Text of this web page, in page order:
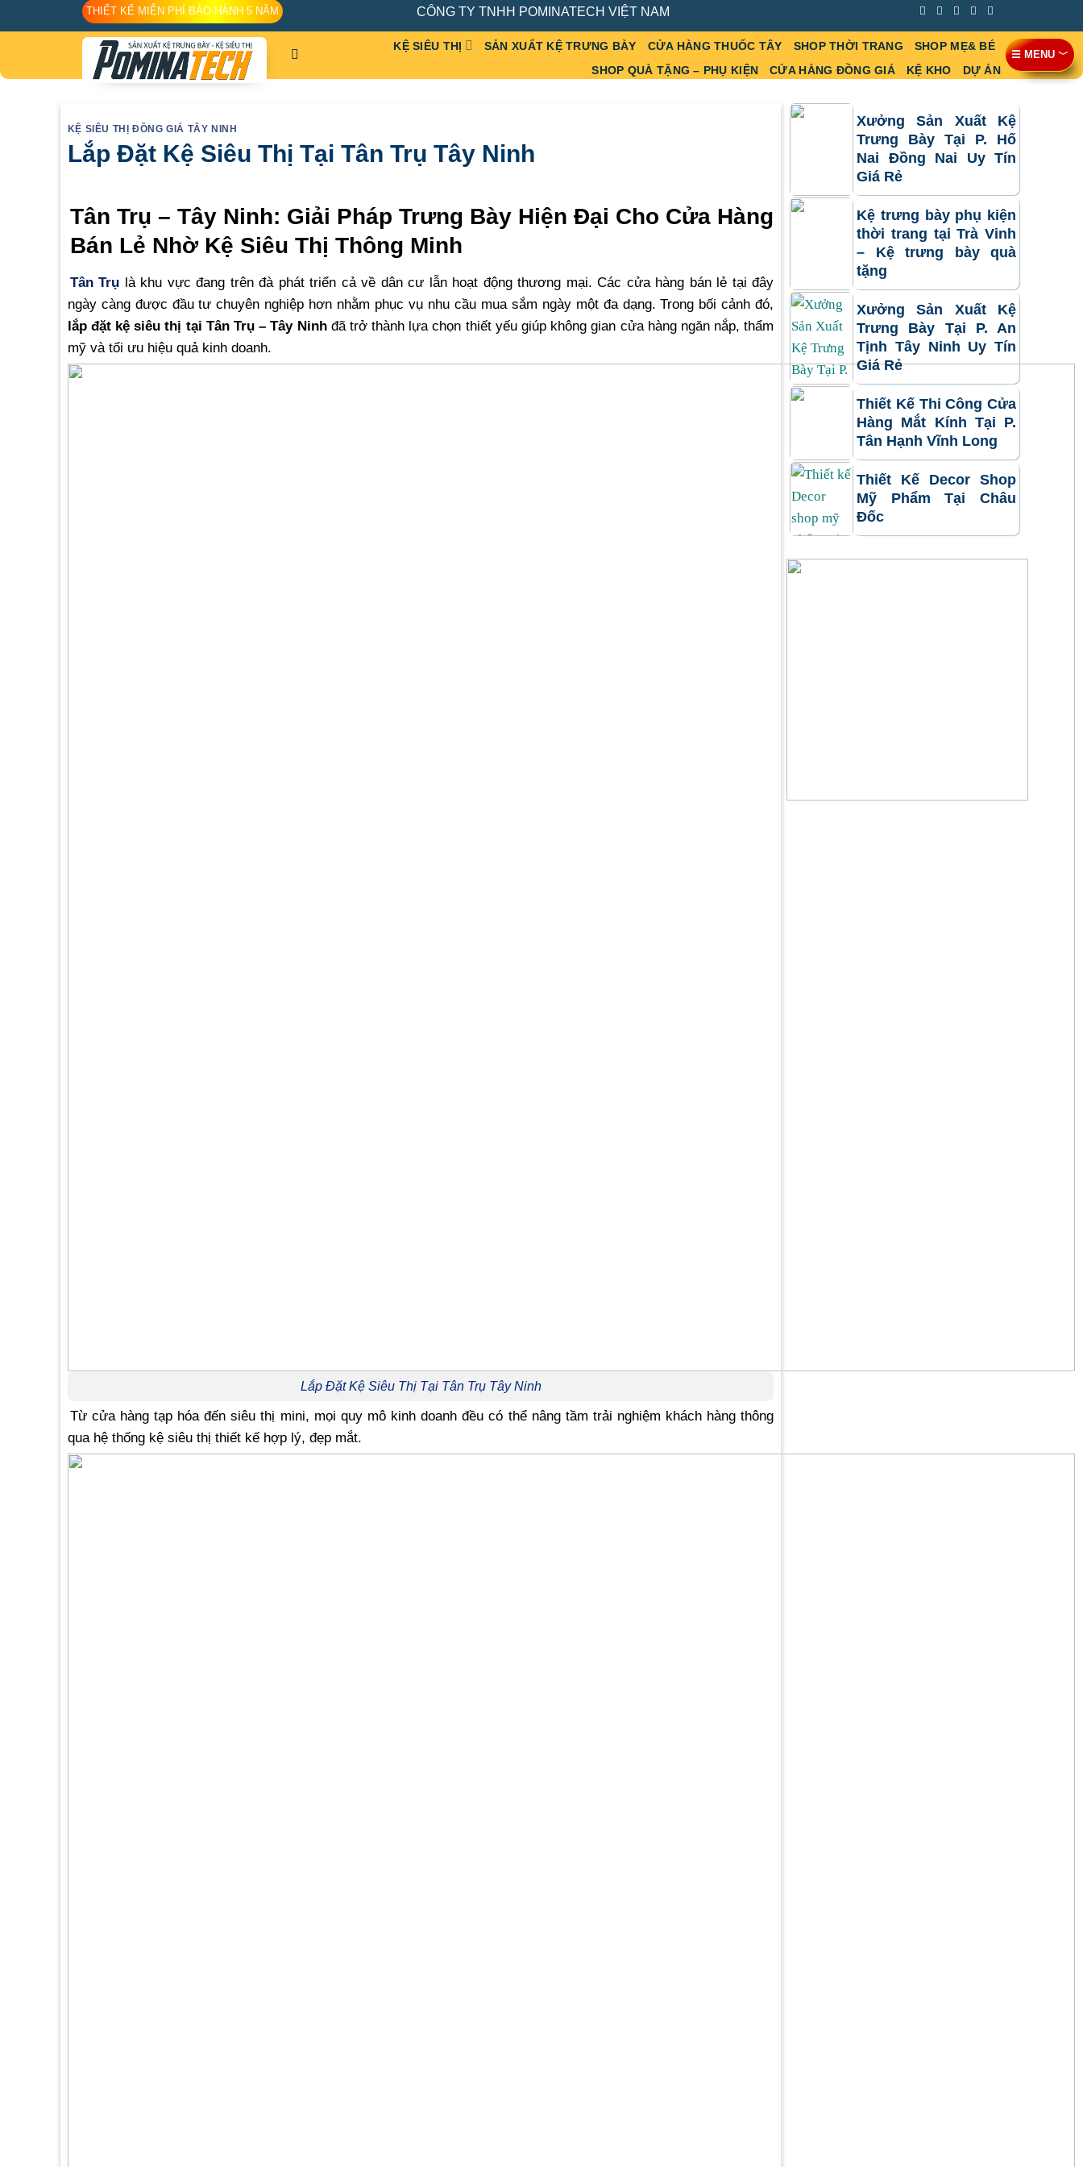
to
THIẾT KẾ MIỄN PHÍ BẢO HÀNH 5 NĂM CÔNG TY TNHH POMINATECH VIỆT NAM
KỆ SIÊU THỊ SẢN XUẤT KỆ TRƯNG BÀY CỬA HÀNG THUỐC TÂY SHOP THỜI TRANG
SHOP MẸ& BÉ
SHOP QUÀ TẶNG – PHỤ KIỆN
CỬA HÀNG ĐỒNG GIÁ KỆ KHO DỰ ÁN
KỆ SIÊU THỊ ĐỒNG GIÁ TÂY NINH
Lắp Đặt Kệ Siêu Thị Tại Tân Trụ Tây Ninh
Tân Trụ – Tây Ninh: Giải Pháp Trưng Bày Hiện Đại Cho Cửa Hàng
Bán Lẻ Nhờ Kệ Siêu Thị Thông Minh
Tân Trụ là khu vực đang trên đà phát triển cả về dân cư lẫn hoạt động thương mại. Các cửa hàng bán lẻ tại đây
ngày càng được đầu tư chuyên nghiệp hơn nhằm phục vụ nhu cầu mua sắm ngày một đa dạng. Trong bối cảnh đó,
lắp đặt kệ siêu thị tại Tân Trụ – Tây Ninhđã trở thành lựa chọn thiết yếu giúp không gian cửa hàng ngăn nắp, thẩm
mỹ và tối ưu hiệu quả kinh doanh.
Lắp Đặt Kệ Siêu Thị Tại Tân Trụ Tây Ninh
Từ cửa hàng tạp hóa đến siêu thị mini, mọi quy mô kinh doanh đều có thể nâng tầm trải nghiệm khách hàng thông
qua hệ thống kệ siêu thị thiết kế hợp lý, đẹp mắt.
Xưởng Sản Xuất Kệ
Trưng Bày Tại P. Hố
Nai Đồng Nai Uy Tín
Giá Rẻ
Kệ trưng bày phụ kiện
thời trang tại Trà Vinh
– Kệ trưng bày quà
tặng
Xưởng Sản Xuất Kệ
Trưng Bày Tại P. An
Tịnh Tây Ninh Uy Tín
Giá Rẻ
Thiết Kế Thi Công Cửa
Hàng Mắt Kính Tại P.
Tân Hạnh Vĩnh Long
Thiết Kế Decor Shop
Mỹ Phẩm Tại Châu
Đốc
☰ MENU ﹀